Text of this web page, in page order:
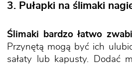
3. Pułapki na ślimaki
Ślimaki bardzo łatwo
Przynętą mogą być ich
sałaty lub kapusty. Dodać